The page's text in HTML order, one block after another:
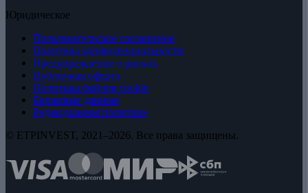
Юридическое
Пользовательское соглашение
Политика конфиденциальности
Предупреждение о рисках
Публичная оферта
Политика файлов cookie
Биржевые данные
Редакционная политика
© ETPINVEST, 2021–2026. Все права защищены.